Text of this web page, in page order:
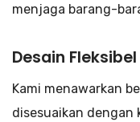
menjaga barang-
Desain Fleksibel
Kami menawarkan
disesuaikan dengan